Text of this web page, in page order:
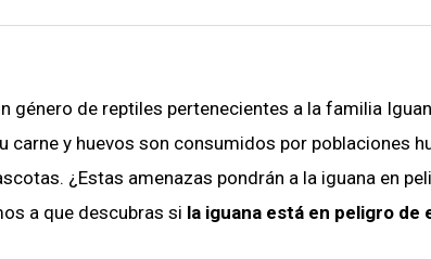
género de reptiles pertenecientes a la familia
y huevos son consumidos por poblaciones
¿Estas amenazas pondrán a la iguana en
a que descubras si la iguana está en peligro de